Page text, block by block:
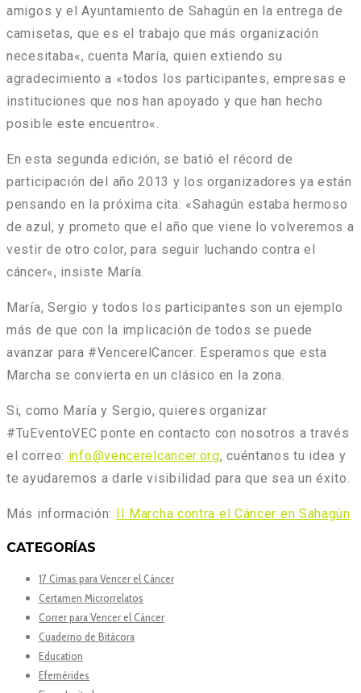
amigos y el Ayuntamiento de Sahagún en la entrega de
camisetas, que es el trabajo que más organización
necesitaba«, cuenta María, quien extiendo su
agradecimiento a «todos los participantes, empresas e
instituciones que nos han apoyado y que han hecho
posible este encuentro«.
En esta segunda edición, se batió el récord de
participación del año 2013 y los organizadores ya están
pensando en la próxima cita: «Sahagún estaba hermoso
de azul, y prometo que el año que viene lo volveremos a
vestir de otro color, para seguir luchando contra el
cáncer«, insiste María.
María, Sergio y todos los participantes son un ejemplo
más de que con la implicación de todos se puede
avanzar para #VencerelCancer. Esperamos que esta
Marcha se convierta en un clásico en la zona.
Si, como María y Sergio, quieres organizar
#TuEventoVEC ponte en contacto con nosotros a través
el correo: info@vencerelcancer.org, cuéntanos tu idea y
te ayudaremos a darle visibilidad para que sea un éxito.
Más información: II Marcha contra el Cáncer en Sahagún
CATEGORÍAS
17 Cimas para Vencer el Cáncer
Certamen Microrrelatos
Correr para Vencer el Cáncer
Cuaderno de Bitácora
Education
Efemérides